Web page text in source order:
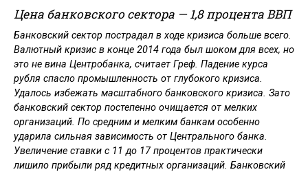
Цена банковского сектора — 1,8 процента ВВП
Банковский сектор пострадал в ходе кризиса больше всего.
Валютный кризис в конце 2014 года был шоком для всех, но
это не вина Центробанка, считает Греф. Падение курса
рубля спасло промышленность от глубокого кризиса.
Удалось избежать масштабного банковского кризиса. Зато
банковский сектор постепенно очищается от мелких
организаций. По средним и мелким банкам особенно
ударила сильная зависимость от Центрального банка.
Увеличение ставки с 11 до 17 процентов практически
лишило прибыли ряд кредитных организаций. Банковский